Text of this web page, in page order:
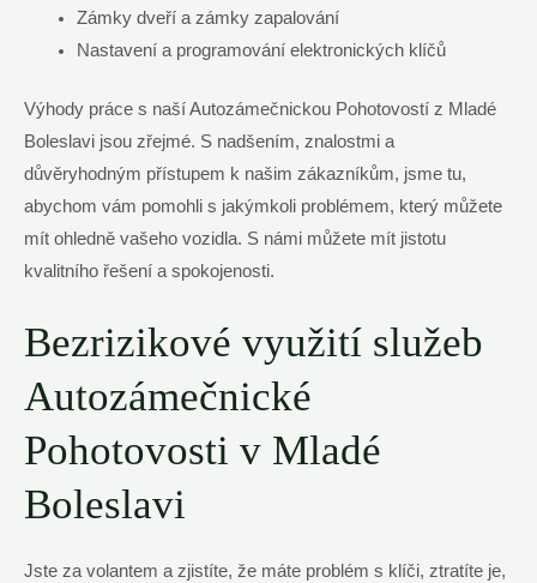
Zámky dveří a zámky zapalování
Nastavení a programování elektronických klíčů
Výhody práce s naší Autozámečnickou Pohotovostí z Mladé
Boleslavi jsou zřejmé. S nadšením, znalostmi a
důvěryhodným přístupem k našim zákazníkům, jsme tu,
abychom vám pomohli s jakýmkoli problémem, který můžete
mít ohledně vašeho vozidla. S námi můžete mít jistotu
kvalitního řešení a spokojenosti.
Bezrizikové využití služeb
Autozámečnické
Pohotovosti v Mladé
Boleslavi
Jste za volantem a zjistíte, že máte problém s klíči, ztratíte je,